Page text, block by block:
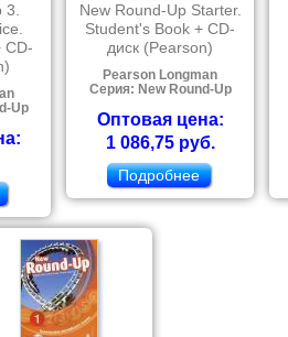
3.
CD-
Up
New Round-Up Starter.
Student's Book + CD-
диск (Pearson)
Pearson Longman
Серия: New Round-Up
Оптовая цена:
1 086,75 руб.
Подробнее